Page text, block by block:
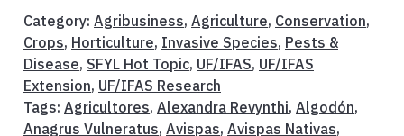
Category: Agribusiness, Agriculture, Conservation,
Crops, Horticulture, Invasive Species, Pests &
Disease, SFYL Hot Topic, UF/IFAS, UF/IFAS
Extension, UF/IFAS Research
Tags: Agricultores, Alexandra Revynthi, Algodón,
Anagrus Vulneratus, Avispas, Avispas Nativas,